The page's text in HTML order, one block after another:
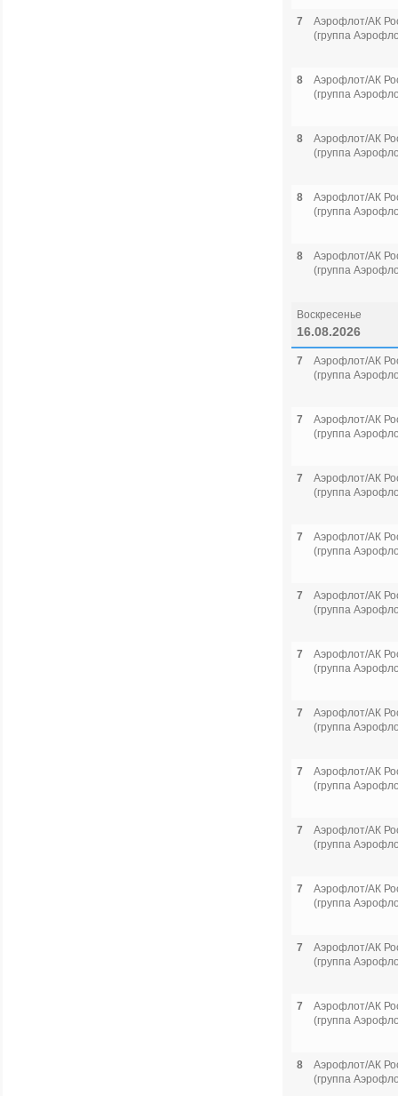
7
Аэрофлот/АК
(группа
8
Аэрофлот/АК
(группа
8
Аэрофлот/АК
(группа
8
Аэрофлот/АК
(группа
8
Аэрофлот/АК
(группа
Воскресенье
16.08.2026
7
Аэрофлот/АК
(группа
7
Аэрофлот/АК
(группа
7
Аэрофлот/АК
(группа
7
Аэрофлот/АК
(группа
7
Аэрофлот/АК
(группа
7
Аэрофлот/АК
(группа
7
Аэрофлот/АК
(группа
7
Аэрофлот/АК
(группа
7
Аэрофлот/АК
(группа
7
Аэрофлот/АК
(группа
7
Аэрофлот/АК
(группа
7
Аэрофлот/АК
(группа
8
Аэрофлот/АК
(группа